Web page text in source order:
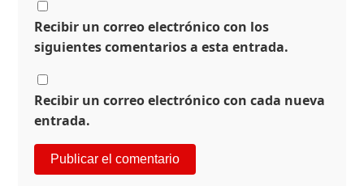
Recibir un correo electrónico con los
siguientes comentarios a esta entrada.
Recibir un correo electrónico con cada nueva
entrada.